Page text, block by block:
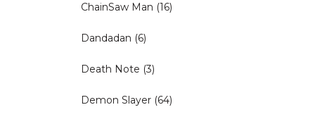
ChainSaw Man (16)
Dandadan (6)
Death Note (3)
Demon Slayer (64)